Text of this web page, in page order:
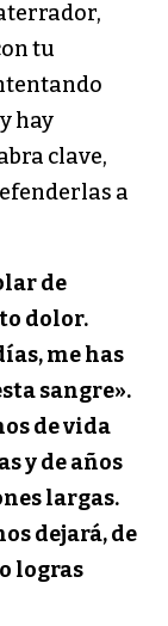
tu
hay
clave,
a
de
dolor.
me has
sangre».
de vida
y de años
largas.
dejará, de
logras